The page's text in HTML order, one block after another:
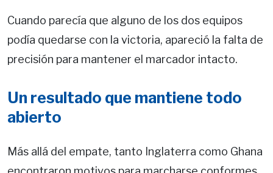
Cuando parecía que alguno de los dos equipos
podía quedarse con la victoria, apareció la falta de
precisión para mantener el marcador intacto.
Un resultado que mantiene todo
abierto
Más allá del empate, tanto Inglaterra como Ghana